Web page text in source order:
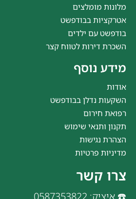
מלונות מומלצים
אטרקציות בבודפשט
בודפשט עם ילדים
השכרת דירות לטווח קצר
מידע נוסף
אודות
השקעות נדלן בבודפשט
רפואת חירום
תקנון ותנאי שימוש
הצהרת נגישות
מדיניות פרטיות
צרו קשר